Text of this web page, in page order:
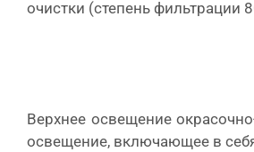
очистки (степень фильтрации
Верхнее освещение
освещение, включающее в